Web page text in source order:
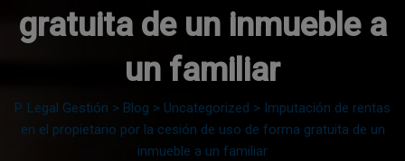
gratuita de un inmueble a
un familiar
P. Legal Gestión > Blog > Uncategorized > Imputación de rentas
en el propietario por la cesión de uso de forma gratuita de un
inmueble a un familiar